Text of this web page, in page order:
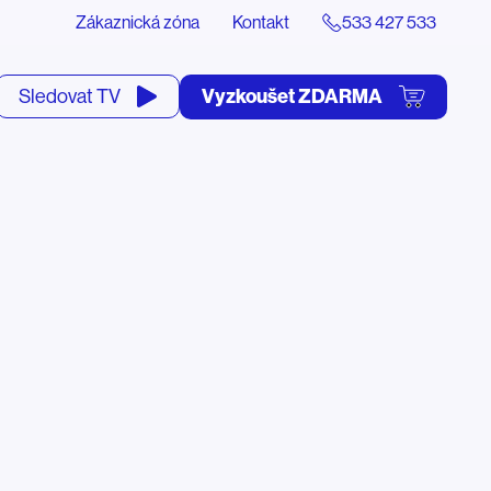
Zákaznická zóna Kontakt 533 427 533
Sledovat TV Vyzkoušet ZDARMA